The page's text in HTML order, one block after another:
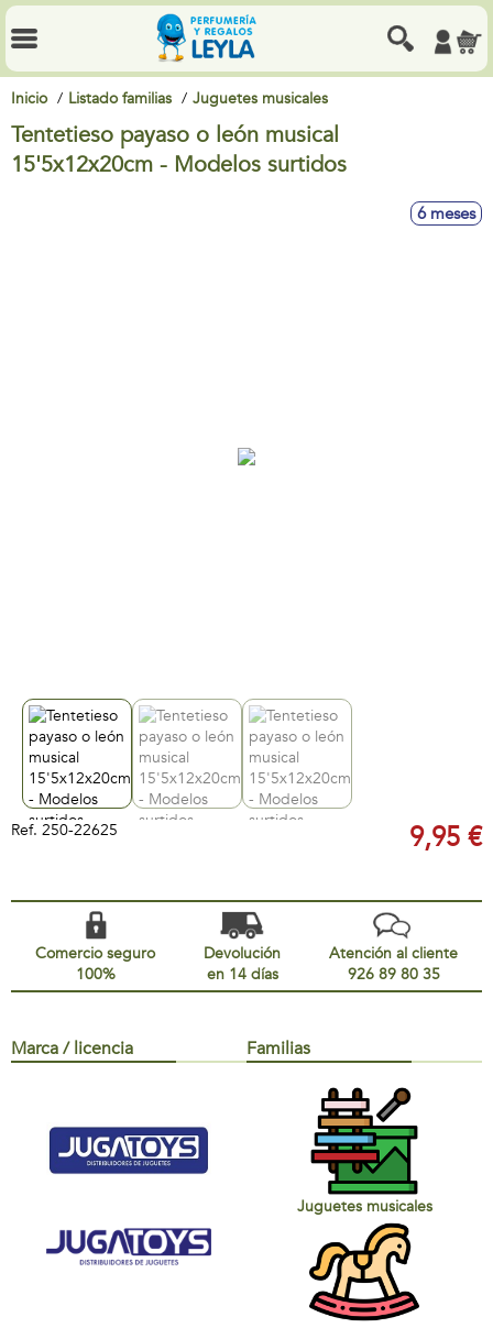
Inicio Listado familias Juguetes musicales
Tentetieso payaso o león musical
15'5x12x20cm - Modelos surtidos
6 meses
Ref. 250-22625 9,95 €
Comercio seguro
100%
Devolución
en 14 días
Atención al cliente
926 89 80 35
Marca / licencia Familias
Juguetes musicales